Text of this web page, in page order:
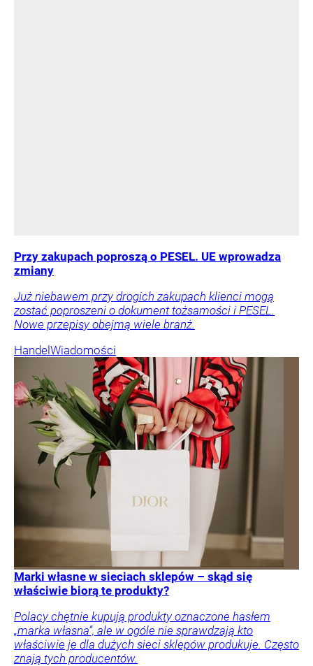
Przy zakupach poproszą o PESEL. UE wprowadza
zmiany
Już niebawem przy drogich zakupach klienci mogą
zostać poproszeni o dokument tożsamości i PESEL.
Nowe przepisy obejmą wiele branż.
HandelWiadomości
Marki własne w sieciach sklepów – skąd się
właściwie biorą te produkty?
Polacy chętnie kupują produkty oznaczone hasłem
„marka własna”, ale w ogóle nie sprawdzają kto
właściwie je dla dużych sieci sklepów produkuje. Często
znają tych producentów.